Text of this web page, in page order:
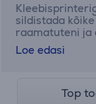
sildistada
raamatuteni ja
riiulite parema
Loe edasi
Top